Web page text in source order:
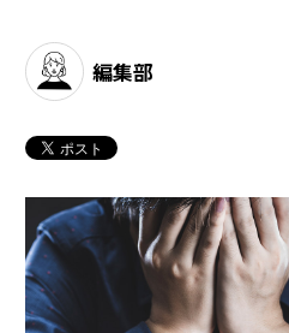
イベント
コラム
その他
編集部